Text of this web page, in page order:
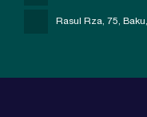
Rasul Rza, 75,